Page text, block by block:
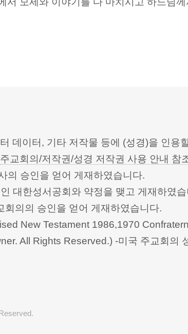
데이터, 기타 저작물 등에 (성경)을 인
주교회의/저작권/성경 저작권 사용 안내 참
의 승인을 얻어 게재하였습니다.
대한성서공회와 약정을 맺고 게재하였
의의 승인을 얻어 게재하였습니다.
New Testament 1986,1970
All Rights Reserved.) -미국 주교회의